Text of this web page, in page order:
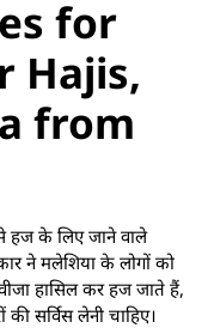
for
Hajis,
from
हज के लिए जाने वाले
ने मलेशिया के लोगों को
हासिल कर हज जाते हैं,
सर्विस लेनी चाहिए।